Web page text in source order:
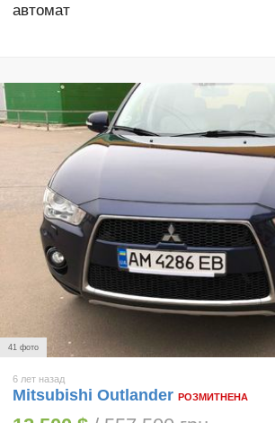
автомат
41 фото
6 лет назад
Mitsubishi Outlander РОЗМИТНЕНА